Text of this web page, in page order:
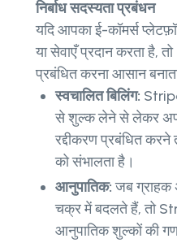
निर्बाध सदस्यता प्रबंधन
यदि आपका ई-कॉमर्स
या सेवाएँ प्रदान करता है,
प्रबंधित करना आसान
स्वचालित बिलिंग:
से शुल्क लेने से लेकर
रद्दीकरण प्रबंधित
को संभालता है।
आनुपातिक:जब ग्राहक
चक्र में बदलते हैं, तो
आनुपातिक शुल्कों की